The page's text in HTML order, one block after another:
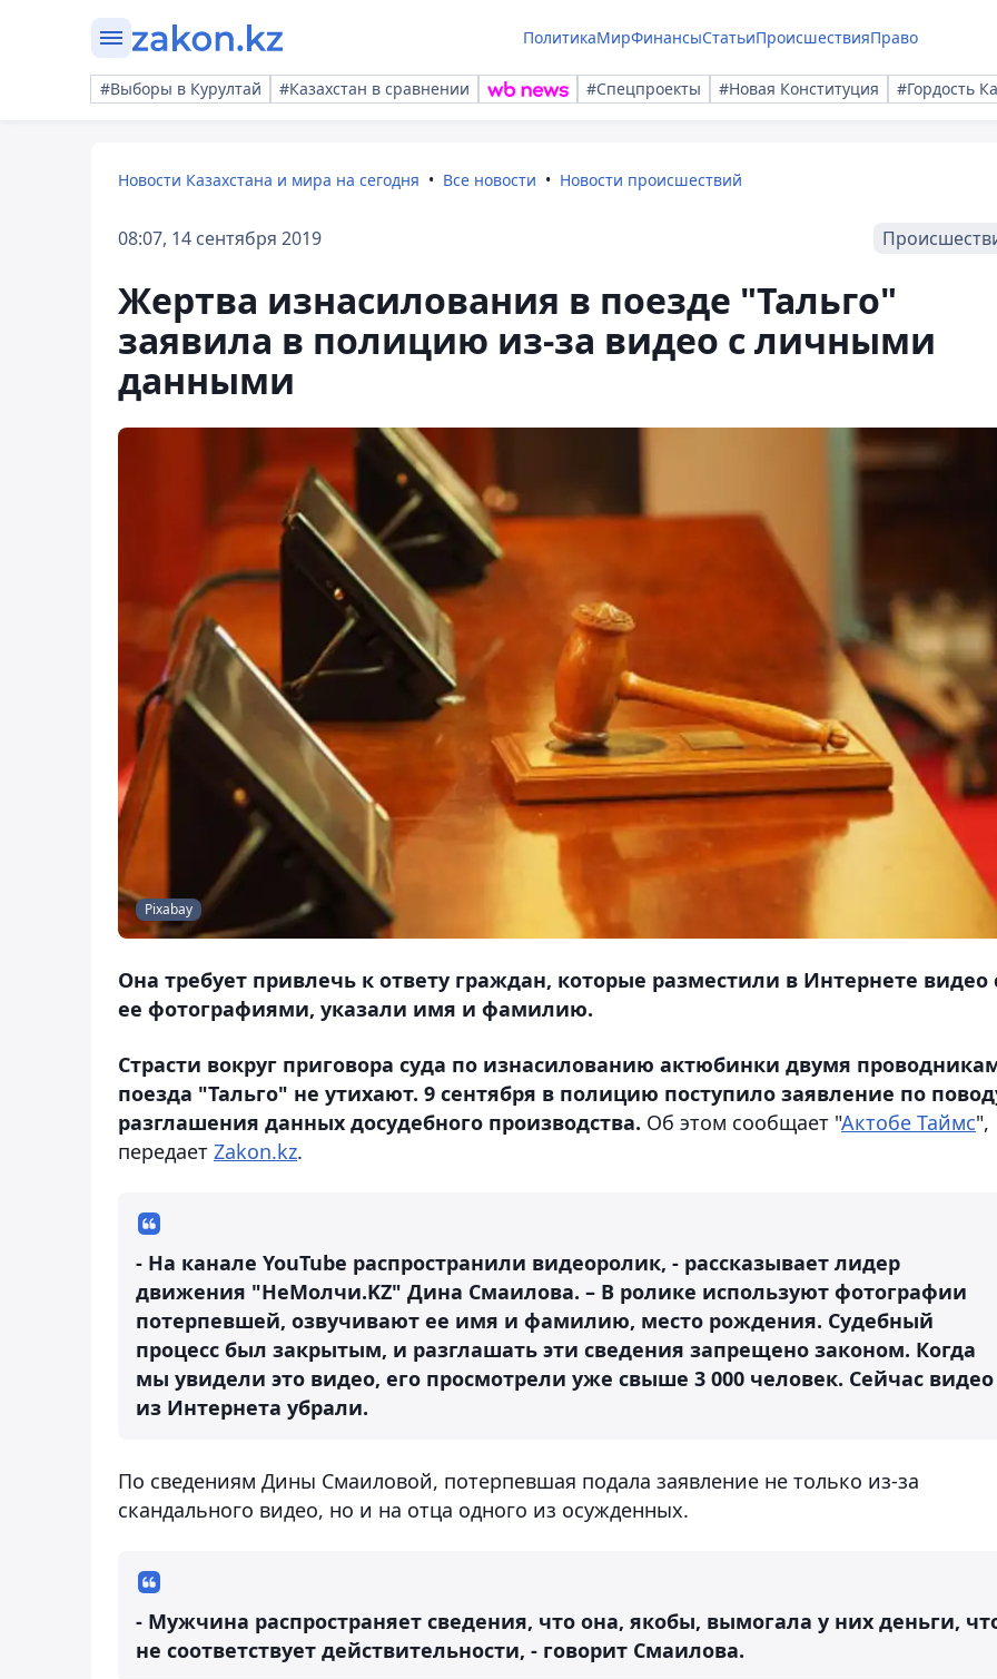
ПолитикаМирФинансыСтатьиПроисшествияПраво
#Выборы в Курултай #Казахстан в сравнении #Спецпроекты #Новая Конституция #Гордость
Новости Казахстана и мира на сегодня Все новости Новости происшествий
08:07, 14 сентября 2019
Жертва изнасилования в поезде "Тальго"
заявила в полицию из-за видео с личными
данными
Pixabay
Она требует привлечь к ответу граждан, которые разместили в Интернете видео
ее фотографиями, указали имя и фамилию.
Страсти вокруг приговора суда по изнасилованию актюбинки двумя
поезда "Тальго" не утихают. 9 сентября в полицию поступило заявление по
разглашения данных досудебного производства. Об этом сообщает "Актобе Таймс",
передает Zakon.kz.
- На канале YouTube распространили видеоролик, - рассказывает лидер
движения "НеМолчи.KZ" Дина Смаилова. – В ролике используют фотографии
потерпевшей, озвучивают ее имя и фамилию, место рождения. Судебный
процесс был закрытым, и разглашать эти сведения запрещено законом. Когда
мы увидели это видео, его просмотрели уже свыше 3 000 человек. Сейчас видео
из Интернета убрали.
По сведениям Дины Смаиловой, потерпевшая подала заявление не только из-за
скандального видео, но и на отца одного из осужденных.
- Мужчина распространяет сведения, что она, якобы, вымогала у них деньги,
не соответствует действительности, - говорит Смаилова.